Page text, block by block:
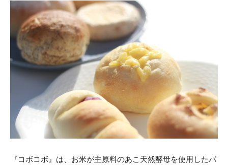
『コボコボ』は、お米が主原料のあこ天然酵母を使用したパ